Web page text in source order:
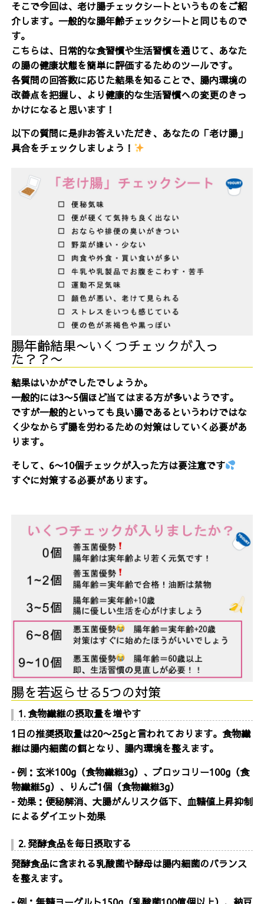
そこで今回は、老け腸チェックシートというものをご紹
介します。一般的な腸年齢チェックシートと同じもので
す。
こちらは、日常的な食習慣や生活習慣を通じて、あなた
の腸の健康状態を簡単に評価するためのツールです。
各質問の回答数に応じた結果を知ることで、腸内環境の
改善点を把握し、より健康的な生活習慣への変更のきっ
かけになると思います！
以下の質問に是非お答えいただき、あなたの「老け腸」
具合をチェックしましょう！
腸年齢結果〜いくつチェックが入っ
た？？〜
結果はいかがでしたでしょうか。
一般的には3〜5個ほど当てはまる方が多いようです。
ですが一般的といっても良い腸であるというわけではな
く少なからず腸を労わるための対策はしていく必要があ
ります。
そして、6〜10個チェックが入った方は要注意です
すぐに対策する必要があります。
腸を若返らせる5つの対策
1. 食物繊維の摂取量を増やす
1日の推奨摂取量は20〜25gと言われております。食物繊
維は腸内細菌の餌となり、腸内環境を整えます。
- 例：玄米100g（食物繊維3g）、ブロッコリー100g（食
物繊維5g）、りんご1個（食物繊維3g）
- 効果：便秘解消、大腸がんリスク低下、血糖値上昇抑制
によるダイエット効果
2. 発酵食品を毎日摂取する
発酵食品に含まれる乳酸菌や酵母は腸内細菌のバランス
を整えます。